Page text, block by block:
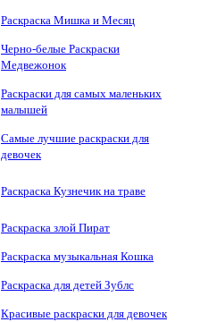
Раскраска Мишка и Месяц
Черно-белые Раскраски
Медвежонок
Раскраски для самых маленьких
малышей
Самые лучшие раскраски для
девочек
Раскраска Кузнечик на траве
Раскраска злой Пират
Раскраска музыкальная Кошка
Раскраска для детей Зублс
Красивые раскраски для девочек